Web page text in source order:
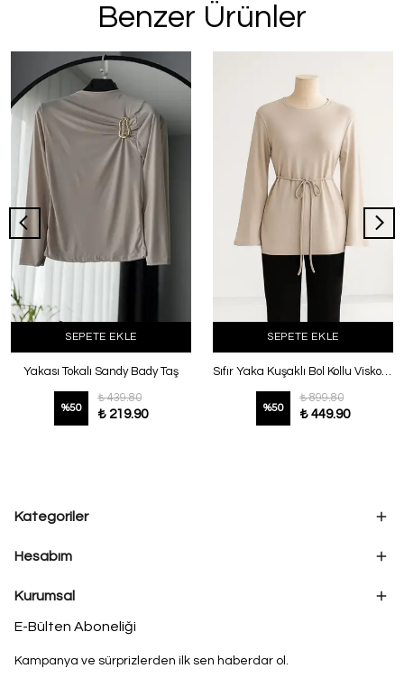
Benzer Ürünler
SEPETE EKLE
Yakası Tokalı Sandy Bady Taş
%50
₺ 439.80
₺ 219.90
SEPETE EKLE
Sıfır Yaka Kuşaklı Bol Kollu Viskon Tunik Taş
%50
₺ 899.80
₺ 449.90
Kategoriler
Hesabım
Kurumsal
E-Bülten Aboneliği
Kampanya ve sürprizlerden ilk sen haberdar ol.